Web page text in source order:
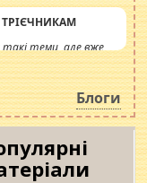
такі теми, але вже
інсенуації
Штучно
катастрофа.
Блоги